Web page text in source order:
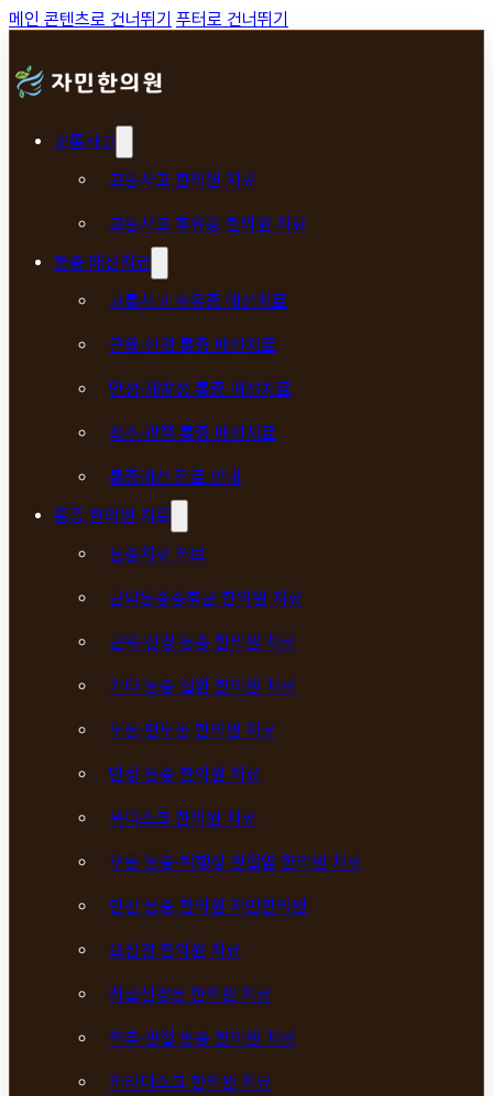
메인 콘텐츠로 건너뛰기 푸터로 건너뛰기
교통사고
교통사고 한의원 치료
교통사고 후유증 한의원 치료
통증 매선치료
교통사고 후유증 매선치료
근육·신경 통증 매선치료
만성·재발성 통증 매선치료
척추·관절 통증 매선치료
통증매선 진료 안내
통증 한의원 치료
통증치료 허브
근막통증증후군 한의원 치료
근육·신경 통증 한의원 치료
기타 통증 질환 한의원 치료
두통·편두통 한의원 치료
만성 통증 한의원 치료
목디스크 한의원 치료
무릎 통증·퇴행성 관절염 한의원 치료
안산 통증 한의원 자민한의원
오십견 한의원 치료
좌골신경통 한의원 치료
척추·관절 통증 한의원 치료
허리디스크 한의원 치료